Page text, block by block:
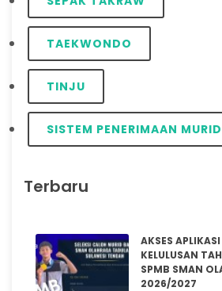
TAEKWONDO
TINJU
SISTEM PENERIMAAN
Terbaru
AKSES
KELULUSAN
SPMB SMAN
2026/2027